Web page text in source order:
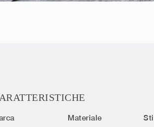
Materiale